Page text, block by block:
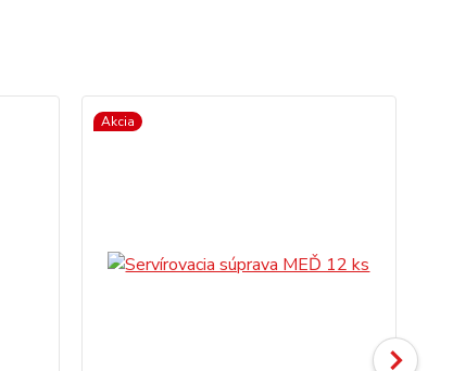
Akcia